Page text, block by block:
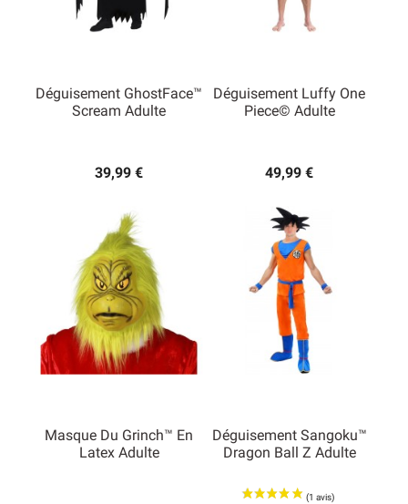
Déguisement GhostFace™
Scream Adulte
39,99 €
Déguisement Luffy One
Piece© Adulte
49,99 €
Masque Du Grinch™ En
Latex Adulte
Déguisement Sangoku™
Dragon Ball Z Adulte